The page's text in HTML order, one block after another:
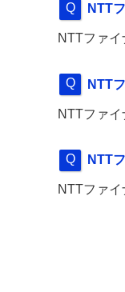
NTT
NTTファ
NTT
NTTファ
NTT
NTTファ